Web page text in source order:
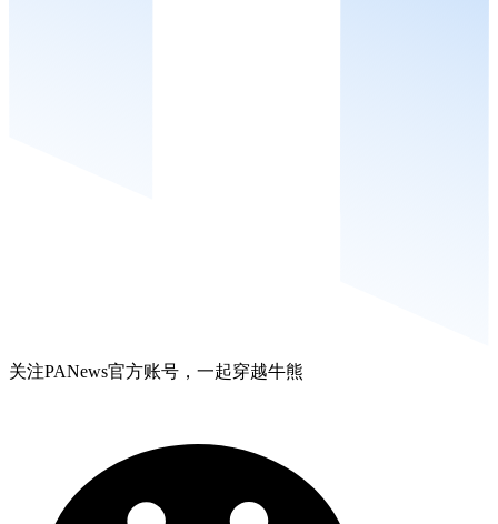
关注PANews官方账号，一起穿越牛熊